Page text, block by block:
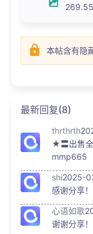
本帖含有隐
最新回复(8)
thrthrth
★〓出售全
mmp665
shi2025-
感谢分享
心语如歌
谢谢分享！